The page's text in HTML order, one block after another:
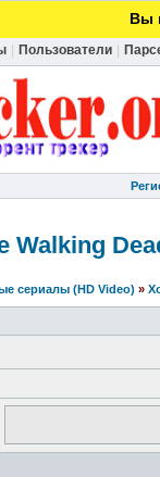
Вы
Пользователи
сериалы (HD Video) »